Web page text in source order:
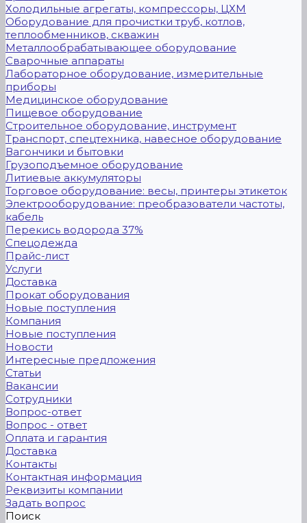
Холодильные агрегаты, компрессоры, ЦХМ
Оборудование для прочистки труб, котлов,
теплообменников, скважин
Металлообрабатывающее оборудование
Сварочные аппараты
Лабораторное оборудование, измерительные
приборы
Медицинское оборудование
Пищевое оборудование
Строительное оборудование, инструмент
Транспорт, спецтехника, навесное оборудование
Вагончики и бытовки
Грузоподъемное оборудование
Литиевые аккумуляторы
Торговое оборудование: весы, принтеры этикеток
Электрооборудование: преобразователи частоты,
кабель
Перекись водорода 37%
Спецодежда
Прайс-лист
Услуги
Доставка
Прокат оборудования
Новые поступления
Компания
Новые поступления
Новости
Интересные предложения
Статьи
Вакансии
Сотрудники
Вопрос-ответ
Вопрос - ответ
Оплата и гарантия
Доставка
Контакты
Контактная информация
Реквизиты компании
Задать вопрос
Поиск